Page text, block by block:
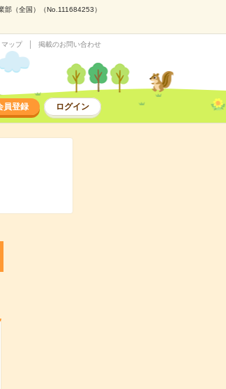
（全国）（No.111684253）
ップ 掲載のお問い合わせ
員登録 ログイン